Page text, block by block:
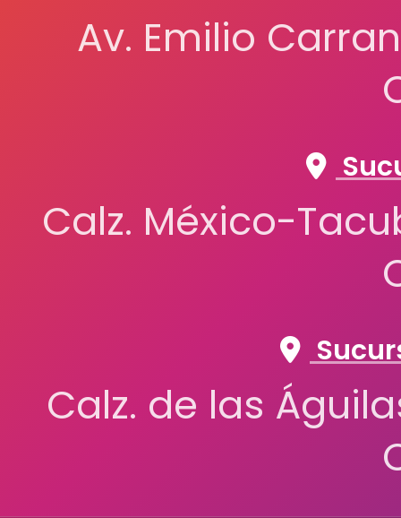
Av. Emilio
Calz. México-
Calz. de las